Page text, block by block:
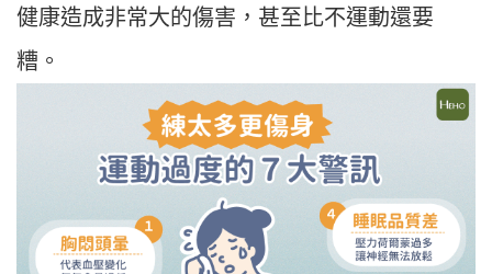
健康造成非常大的傷害，甚至比不運動還要
糟。